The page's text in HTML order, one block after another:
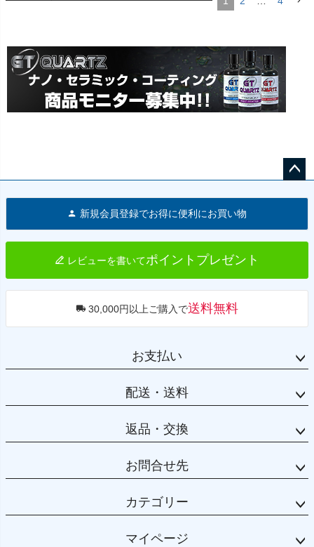
ポルシェ 987ケイマン/ボクスター 05-
へ
新規会員登録でお得に便利にお買い物
レビューを書いてポイントプレゼント
30,000円以上ご購入で送料無料
お支払い
配送・送料
返品・交換
お問合せ先
カテゴリー
マイページ